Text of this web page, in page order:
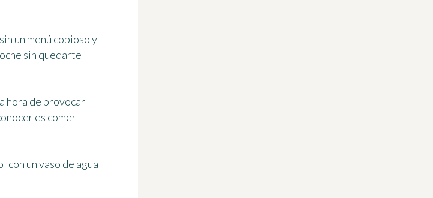
un menú copioso y
sin quedarte
hora de provocar
es comer
con un vaso de agua